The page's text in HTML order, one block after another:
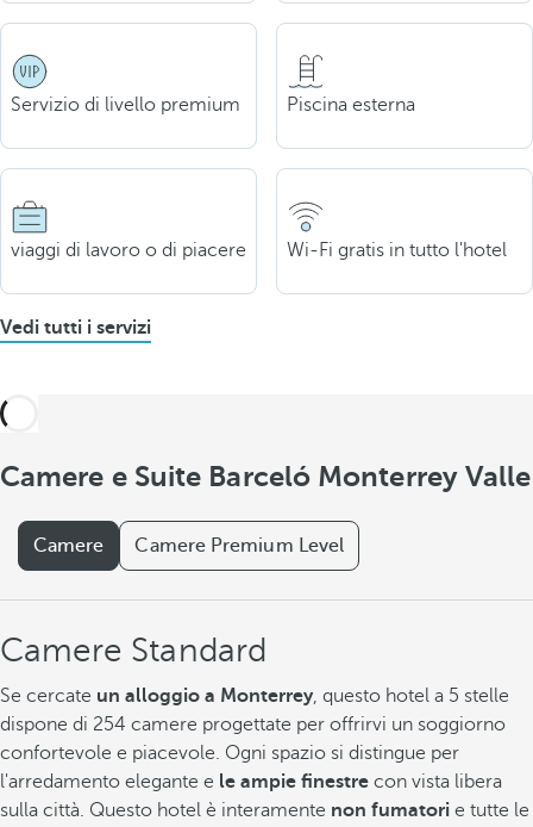
Servizio di livello premium Piscina esterna
viaggi di lavoro o di piacere Wi-Fi gratis in tutto l'hotel
Vedi tutti i servizi
Camere e Suite Barceló Monterrey Valle
Camere Camere Premium Level
Camere Standard
Se cercate un alloggio a Monterrey, questo hotel a 5 stelle
dispone di 254 camere progettate per offrirvi un soggiorno
confortevole e piacevole. Ogni spazio si distingue per
l'arredamento elegante e le ampie finestre con vista libera
sulla città. Questo hotel è interamente non fumatori e tutte le